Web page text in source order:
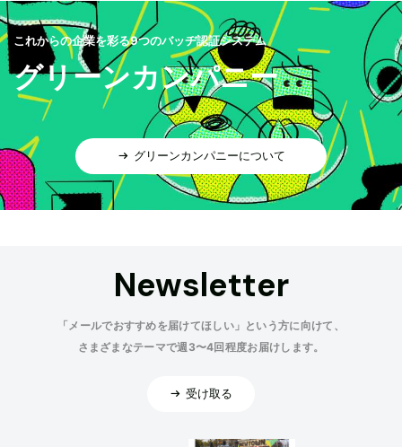
これからの企業を彩る9つのバッヂ認証システム
グリーンカンパニー
グリーンカンパニーについて
Newsletter
「メールでおすすめを届けてほしい」という方に向けて、
さまざまなテーマで週3〜4回程度お届けします。
受け取る